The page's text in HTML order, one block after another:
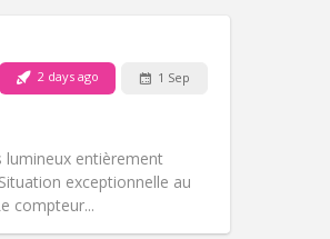
2 days ago 1 Sep
lumineux entièrement
exceptionnelle au
compteur...
studious, calm